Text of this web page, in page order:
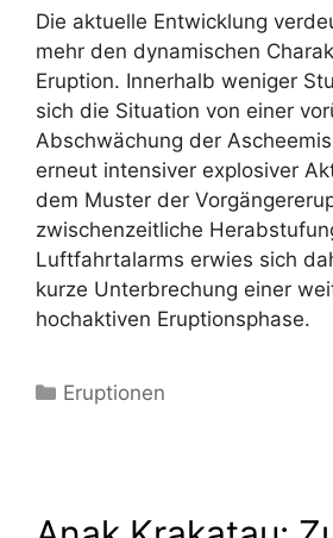
Die aktuelle Entwicklung
mehr den dynamischen
Eruption. Innerhalb weniger
sich die Situation von einer
Abschwächung der
erneut intensiver explosiver
dem Muster der
zwischenzeitliche
Luftfahrtalarms erwies sich
kurze Unterbrechung einer
hochaktiven Eruptionsphase.
Kategorien
Eruptionen